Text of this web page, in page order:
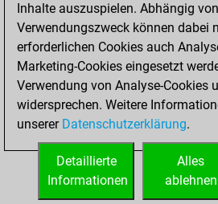
Erstickte Matts
Unterverwandlungen
Türme auf der siebten
STARTSEITE
Inhalte auszuspielen. Abhängig
Verwendungszweck können dabei
erforderlichen Cookies auch
Marketing-Cookies eingesetzt
Verwendung von Analyse-Cookies
widersprechen. Weitere
unserer Datenschutzerklärung.
Alles
ablehnen
Detaillierte
Informationen